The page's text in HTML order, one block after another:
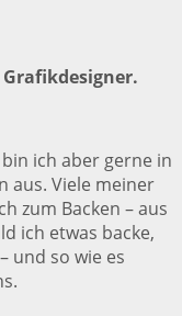
ich aber gerne in
aus. Viele meiner
zum Backen – aus
ich etwas backe,
und so wie es